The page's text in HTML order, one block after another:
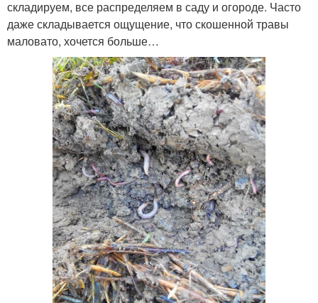
складируем, все распределяем в саду и огороде. Часто
даже складывается ощущение, что скошенной травы
маловато, хочется больше…